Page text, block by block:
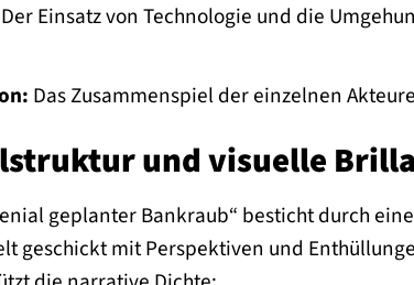
Der Einsatz von Technologie und die
Das Zusammenspiel der einzelnen
und visuelle
geplanter Bankraub“ besticht durch
geschickt mit Perspektiven und